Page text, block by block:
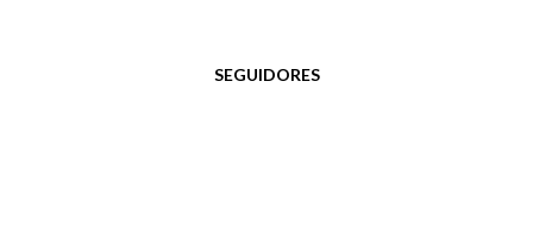
SEGUIDORES